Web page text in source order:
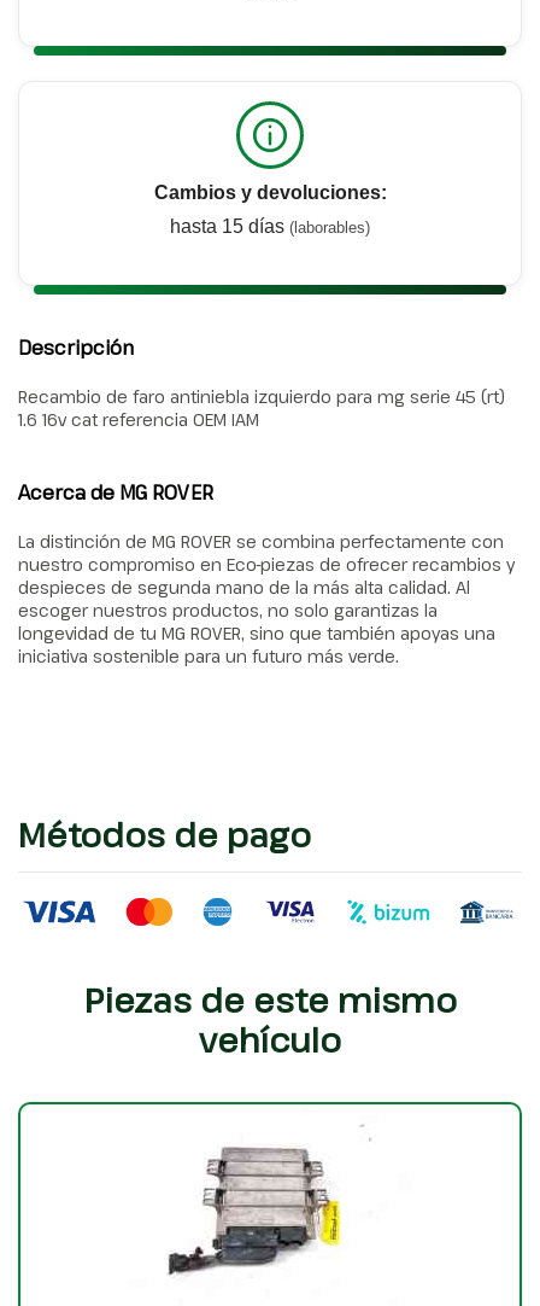
Cambios y devoluciones:
hasta 15 días (laborables)
Descripción
Recambio de faro antiniebla izquierdo para mg serie 45 (rt)
1.6 16v cat referencia OEM IAM
Acerca de MG ROVER
La distinción de MG ROVER se combina perfectamente con
nuestro compromiso en Eco-piezas de ofrecer recambios y
despieces de segunda mano de la más alta calidad. Al
escoger nuestros productos, no solo garantizas la
longevidad de tu MG ROVER, sino que también apoyas una
iniciativa sostenible para un futuro más verde.
Métodos de pago
Piezas de este mismo
vehículo